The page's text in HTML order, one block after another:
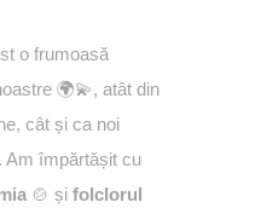
o frumoasă
🌍💫, atât din
cât și ca noi
Am împărtășit cu
🍲 și folclorul